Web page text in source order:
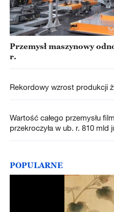
Przemysł maszynowy
r.
Rekordowy wzrost produkcji
Wartość całego przemysłu
przekroczyła w ub. r. 810 mld
POPULARNE